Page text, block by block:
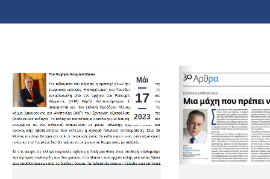
Μάι
17
2023